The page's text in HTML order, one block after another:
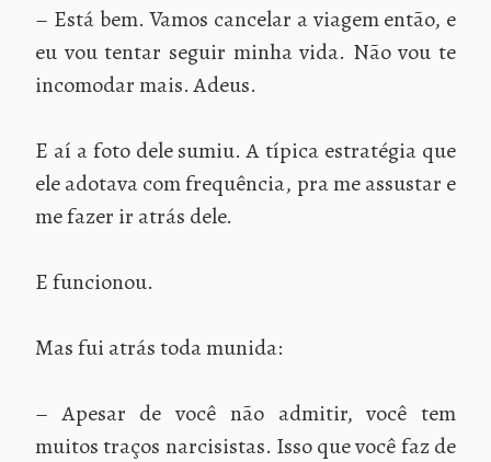
– Está bem. Vamos cancelar a viagem então, e
eu vou tentar seguir minha vida. Não vou te
incomodar mais. Adeus.
E aí a foto dele sumiu. A típica estratégia que
ele adotava com frequência, pra me assustar e
me fazer ir atrás dele.
E funcionou.
Mas fui atrás toda munida:
– Apesar de você não admitir, você tem
muitos traços narcisistas. Isso que você faz de